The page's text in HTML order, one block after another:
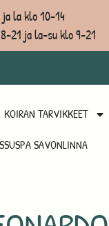
la klo 10-14
8-21 ja la-su klo 9-21
KOIRAN TARVIKKEET
SAVONLINNA